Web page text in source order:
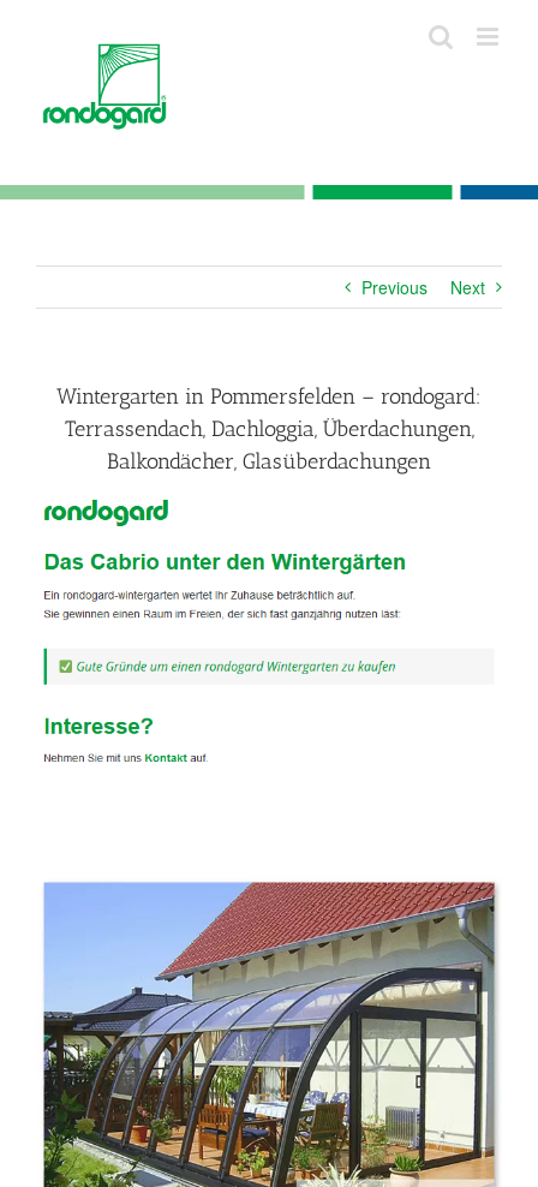
Previous Next
Wintergarten in Pommersfelden – rondogard:
Terrassendach, Dachloggia, Überdachungen,
Balkondächer, Glasüberdachungen